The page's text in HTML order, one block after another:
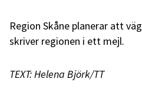
Region Skåne planerar att
skriver regionen i ett mejl.
TEXT: Helena Björk/TT